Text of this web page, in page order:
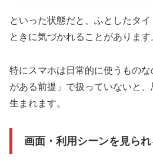
といった状態だと、ふとしたタ
ときに気づかれることがあります
特にスマホは日常的に使うもの
がある前提」で扱っていないと
生まれます。
画面・利用シーンを見ら